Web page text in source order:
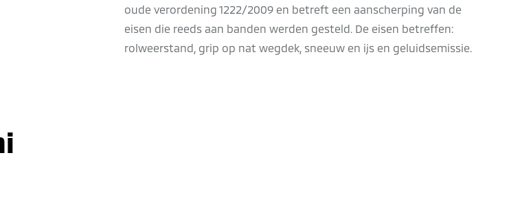
oude verordening 1222/2009 en betreft een aanscherping van de
eisen die reeds aan banden werden gesteld. De eisen betreffen:
rolweerstand, grip op nat wegdek, sneeuw en ijs en geluidsemissie.